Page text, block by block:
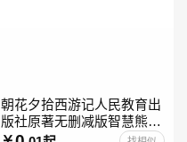
朝花夕拾西游记人民教育出
版社原著无删减版智慧熊升
级版七年级必读书目初一上